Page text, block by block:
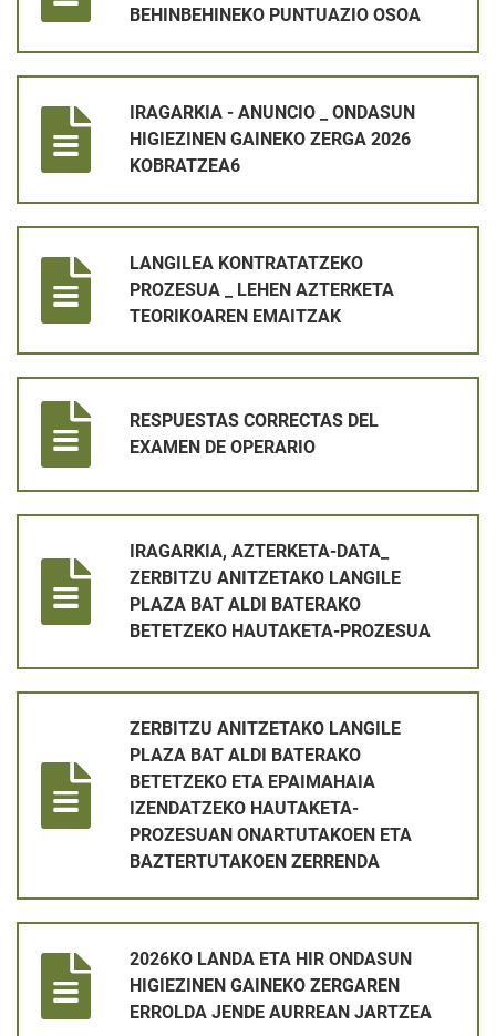
BEHINBEHINEKO PUNTUAZIO OSOA
IRAGARKIA - ANUNCIO _ ONDASUN
HIGIEZINEN GAINEKO ZERGA 2026
KOBRATZEA6
LANGILEA KONTRATATZEKO
PROZESUA _ LEHEN AZTERKETA
TEORIKOAREN EMAITZAK
RESPUESTAS CORRECTAS DEL
EXAMEN DE OPERARIO
IRAGARKIA, AZTERKETA-DATA_
ZERBITZU ANITZETAKO LANGILE
PLAZA BAT ALDI BATERAKO
BETETZEKO HAUTAKETA-PROZESUA
ZERBITZU ANITZETAKO LANGILE
PLAZA BAT ALDI BATERAKO
BETETZEKO ETA EPAIMAHAIA
IZENDATZEKO HAUTAKETA-
PROZESUAN ONARTUTAKOEN ETA
BAZTERTUTAKOEN ZERRENDA
2026KO LANDA ETA HIR ONDASUN
HIGIEZINEN GAINEKO ZERGAREN
ERROLDA JENDE AURREAN JARTZEA